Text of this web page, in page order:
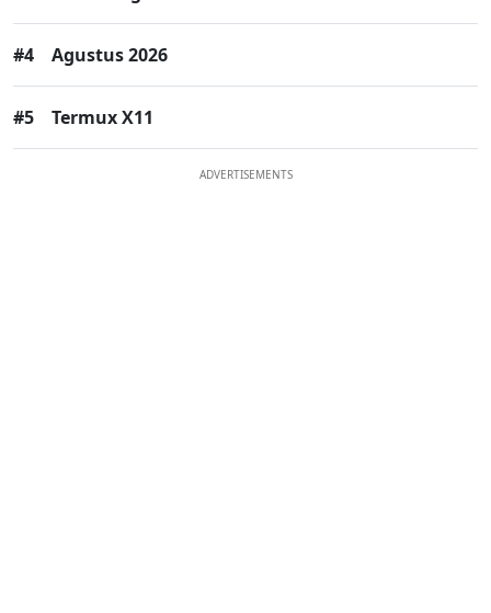
#4 Agustus 2026
#5 Termux X11
ADVERTISEMENTS